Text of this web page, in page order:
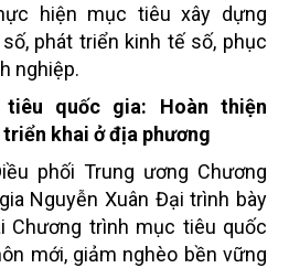
hiện mục tiêu xây dựng
phát triển kinh tế số, phục
nghiệp.
quốc gia: Hoàn thiện
khai ở địa phương
phối Trung ương Chương
Nguyễn Xuân Đại trình bày
Chương trình mục tiêu quốc
mới, giảm nghèo bền vững